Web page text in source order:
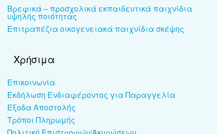
Βρεφικά – προσχολικά εκπαιδευτικά παιχνίδια
υψηλής ποιότητας
Επιτραπέζια οικογενειακά παιχνίδια σκέψης
Χρήσιμα
Επικοινωνία
Εκδήλωση Ενδιαφέροντος για Παραγγελία
Έξοδα Αποστολής
Τρόποι Πληρωμής